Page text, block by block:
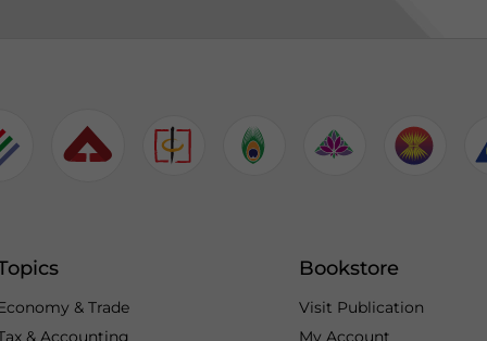
& Trade
& Accounting
Bookstore
Visit Publication
My Account